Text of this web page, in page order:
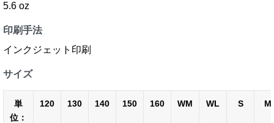
5.6 oz
印刷手法
インクジェット印刷
サイズ
単
位：
120 130 140 150 160 WM WL S M